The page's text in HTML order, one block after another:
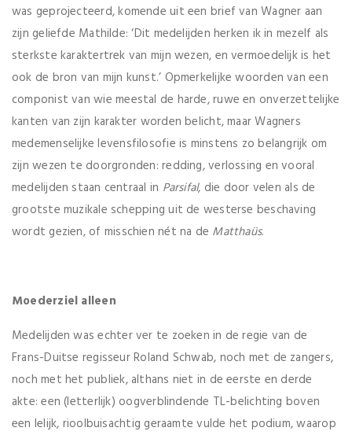
was geprojecteerd, komende uit een brief van Wagner aan
zijn geliefde Mathilde: ‘Dit medelijden herken ik in mezelf als
sterkste karaktertrek van mijn wezen, en vermoedelijk is het
ook de bron van mijn kunst.’ Opmerkelijke woorden van een
componist van wie meestal de harde, ruwe en onverzettelijke
kanten van zijn karakter worden belicht, maar Wagners
medemenselijke levensfilosofie is minstens zo belangrijk om
zijn wezen te doorgronden: redding, verlossing en vooral
medelijden staan centraal in Parsifal, die door velen als de
grootste muzikale schepping uit de westerse beschaving
wordt gezien, of misschien nét na de Matthaüs.
Moederziel alleen
Medelijden was echter ver te zoeken in de regie van de
Frans-Duitse regisseur Roland Schwab, noch met de zangers,
noch met het publiek, althans niet in de eerste en derde
akte: een (letterlijk) oogverblindende TL-belichting boven
een lelijk, rioolbuisachtig geraamte vulde het podium, waarop